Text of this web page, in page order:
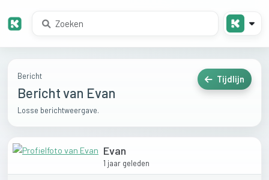
Bericht
Bericht van Evan
Losse berichtweergave.
Tijdlijn
Evan
1 jaar geleden